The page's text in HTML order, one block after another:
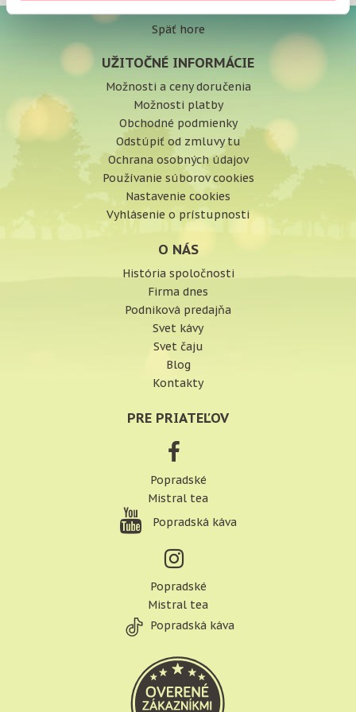
Späť hore
UŽITOČNÉ INFORMÁCIE
Možnosti a ceny doručenia
Možnosti platby
Obchodné podmienky
Odstúpiť od zmluvy tu
Ochrana osobných údajov
Používanie súborov cookies
Nastavenie cookies
Vyhlásenie o prístupnosti
O NÁS
História spoločnosti
Firma dnes
Podniková predajňa
Svet kávy
Svet čaju
Blog
Kontakty
PRE PRIATEĽOV
Popradské
Mistral tea
Popradská káva
Popradské
Mistral tea
Popradská káva